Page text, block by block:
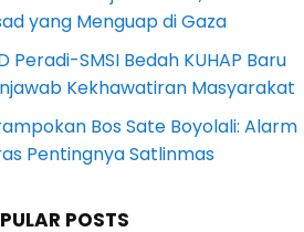
yang Menguap di Gaza
Peradi-SMSI Bedah KUHAP Baru
Kekhawatiran Masyarakat
Bos Sate Boyolali: Alarm
Pentingnya Satlinmas
POSTS